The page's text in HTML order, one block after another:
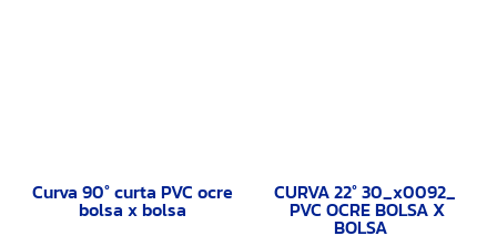
Curva 90° curta PVC ocre
bolsa x bolsa
CURVA 22° 30_x0092_
PVC OCRE BOLSA X
BOLSA